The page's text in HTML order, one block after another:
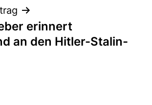
erinnert
an den Hitler-Stalin-